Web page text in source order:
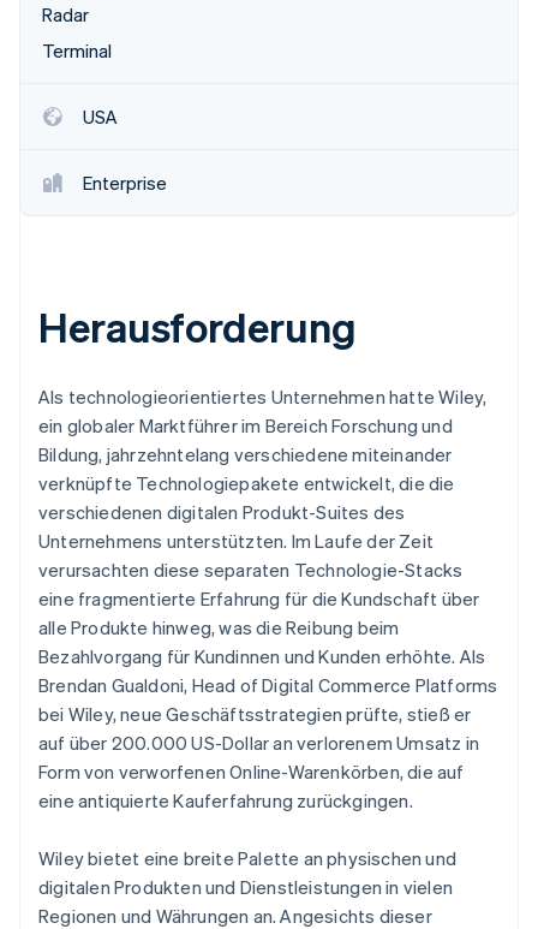
Betrugsprävention
Atlas
Start-up-Gründung
CO₂-Entnahme
Online-Identitätsprüfung
Stripe-Sessions 2026
Erfahren Sie, wie Stripe Lösungen für die
Radar
Terminal
USA
Enterprise
Herausforderung
Als technologieorientiertes Unternehmen hatte Wiley,
ein globaler Marktführer im Bereich Forschung und
Bildung, jahrzehntelang verschiedene miteinander
verknüpfte Technologiepakete entwickelt, die die
verschiedenen digitalen Produkt-Suites des
Unternehmens unterstützten. Im Laufe der Zeit
verursachten diese separaten Technologie-Stacks
eine fragmentierte Erfahrung für die Kundschaft über
alle Produkte hinweg, was die Reibung beim
Bezahlvorgang für Kundinnen und Kunden erhöhte. Als
Brendan Gualdoni, Head of Digital Commerce Platforms
bei Wiley, neue Geschäftsstrategien prüfte, stieß er
auf über 200.000 US-Dollar an verlorenem Umsatz in
Form von verworfenen Online-Warenkörben, die auf
eine antiquierte Kauferfahrung zurückgingen.
Wiley bietet eine breite Palette an physischen und
digitalen Produkten und Dienstleistungen in vielen
Regionen und Währungen an. Angesichts dieser